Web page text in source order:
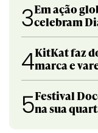
3Em ação
celebram
4KitKat faz
marca e
5Festival
na sua